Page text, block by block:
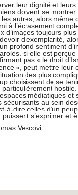
leur dignité et leurs
doivent se montrer
autres, alors même
à l’écrasement
d’images toujours
d’exemplarité,
profond sentiment
si elle est perçue
pas « le droit
», peut mettre leur
des plus
choisissent de se tenir
médiatiques et
sécurisants au sein
à-dire celles d’un
s’exprimer et
Vescovi